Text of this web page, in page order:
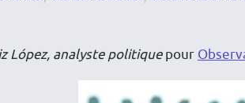
López, analyste politiquepour